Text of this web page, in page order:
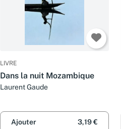
LIVRE
Dans la nuit Mozambique
Laurent Gaude
Ajouter 3,19 €